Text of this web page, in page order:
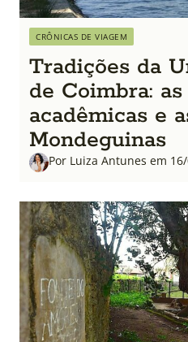
CRÔNICAS DE VIAGEM
Tradições da
de Coimbra:
acadêmicas e
Mondeguinas
Por Luiza Antunes em